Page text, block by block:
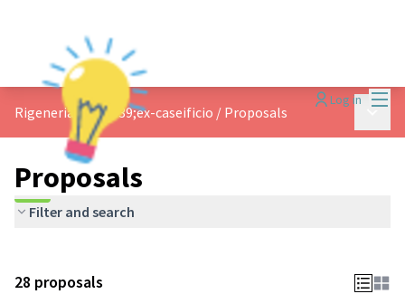
Log in
Rigeneriamo l&#39;ex-caseificio / Proposals Main
Proposals
Filter and search
28 proposals